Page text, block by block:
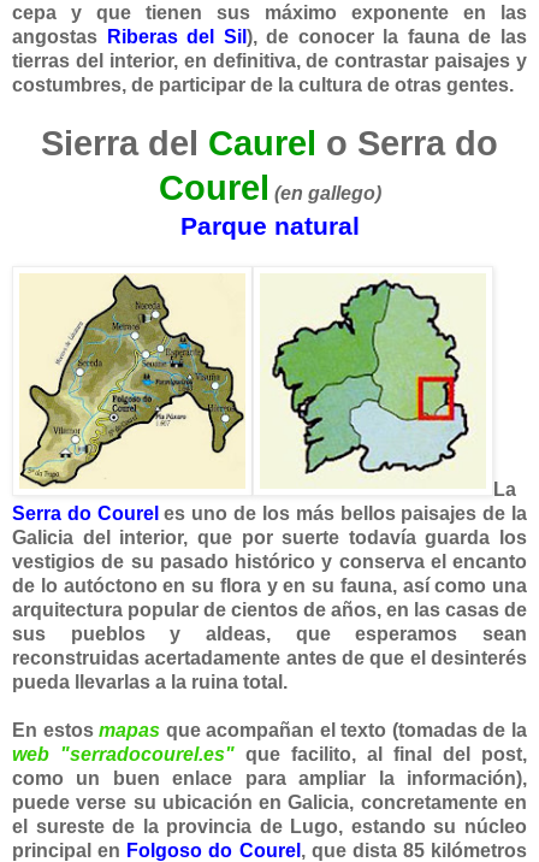
cepa y que tienen sus máximo exponente en las
angostas
Riberas del Sil ), de conocer la fauna de las
tierras del interior, en definitiva, de contrastar paisajes y
costumbres, de participar de la cultura de otras gentes.
Sierra del Caurel o Serra do
Courel (en gallego)
Parque natural
La
Serra do Coureles uno de los más bellos paisajes de la
Galicia del interior, que por suerte todavía guarda los
vestigios de su pasado histórico y conserva el encanto
de lo autóctono en su flora y en su fauna, así como una
arquitectura popular de cientos de años, en las casas de
sus pueblos y aldeas, que esperamos sean
reconstruidas acertadamente antes de que el desinterés
pueda llevarlas a la ruina total.
En estosmapas que acompañan el texto (tomadas de la
web "serradocourel.es" que facilito, al final del post,
como un buen enlace para ampliar la información),
puede verse su ubicación en Galicia, concretamente en
el sureste de la provincia de Lugo, estando su núcleo
principal en Folgoso do Courel , que dista 85 kilómetros